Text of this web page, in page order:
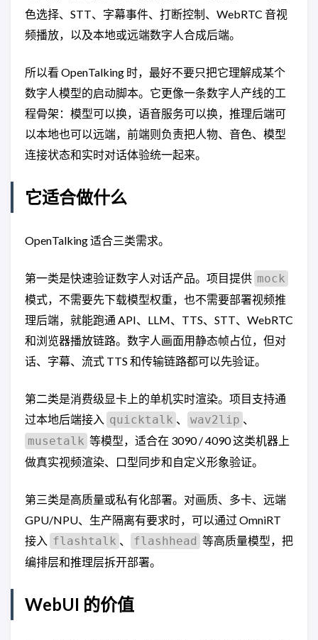
色选择、STT、字幕事件、打断控制、WebRTC 音视
频播放，以及本地或远端数字人合成后端。
所以看 OpenTalking 时，最好不要只把它理解成某个
数字人模型的启动脚本。它更像一条数字人产线的工
程骨架：模型可以换，语音服务可以换，推理后端可
以本地也可以远端，前端则负责把人物、音色、模型
连接状态和实时对话体验统一起来。
它适合做什么
OpenTalking 适合三类需求。
第一类是快速验证数字人对话产品。项目提供 mock
模式，不需要先下载模型权重，也不需要部署视频推
理后端，就能跑通 API、LLM、TTS、STT、WebRTC
和浏览器播放链路。数字人画面用静态帧占位，但对
话、字幕、流式 TTS 和传输链路都可以先验证。
第二类是消费级显卡上的单机实时渲染。项目支持通
过本地后端接入 quicktalk 、 wav2lip 、
musetalk 等模型，适合在 3090 / 4090 这类机器上
做真实视频渲染、口型同步和自定义形象验证。
第三类是高质量或私有化部署。对画质、多卡、远端
GPU/NPU、生产隔离有要求时，可以通过 OmniRT
接入 flashtalk 、 flashhead 等高质量模型，把
编排层和推理层拆开部署。
WebUI 的价值